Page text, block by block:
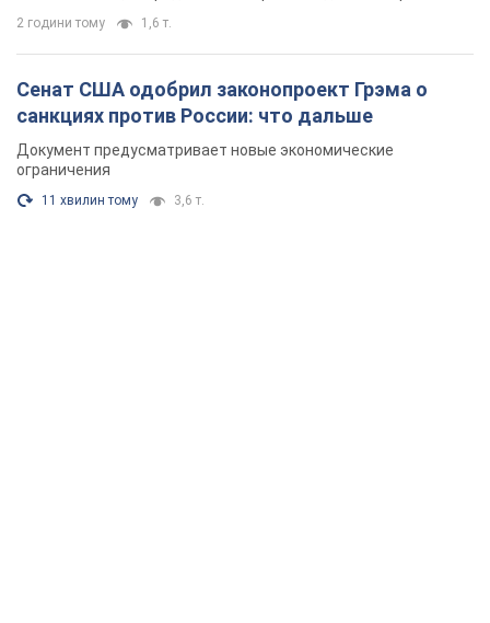
2 години тому 1,6 т.
Сенат США одобрил законопроект Грэма о
санкциях против России: что дальше
Документ предусматривает новые экономические
ограничения
11 хвилин тому 3,6 т.